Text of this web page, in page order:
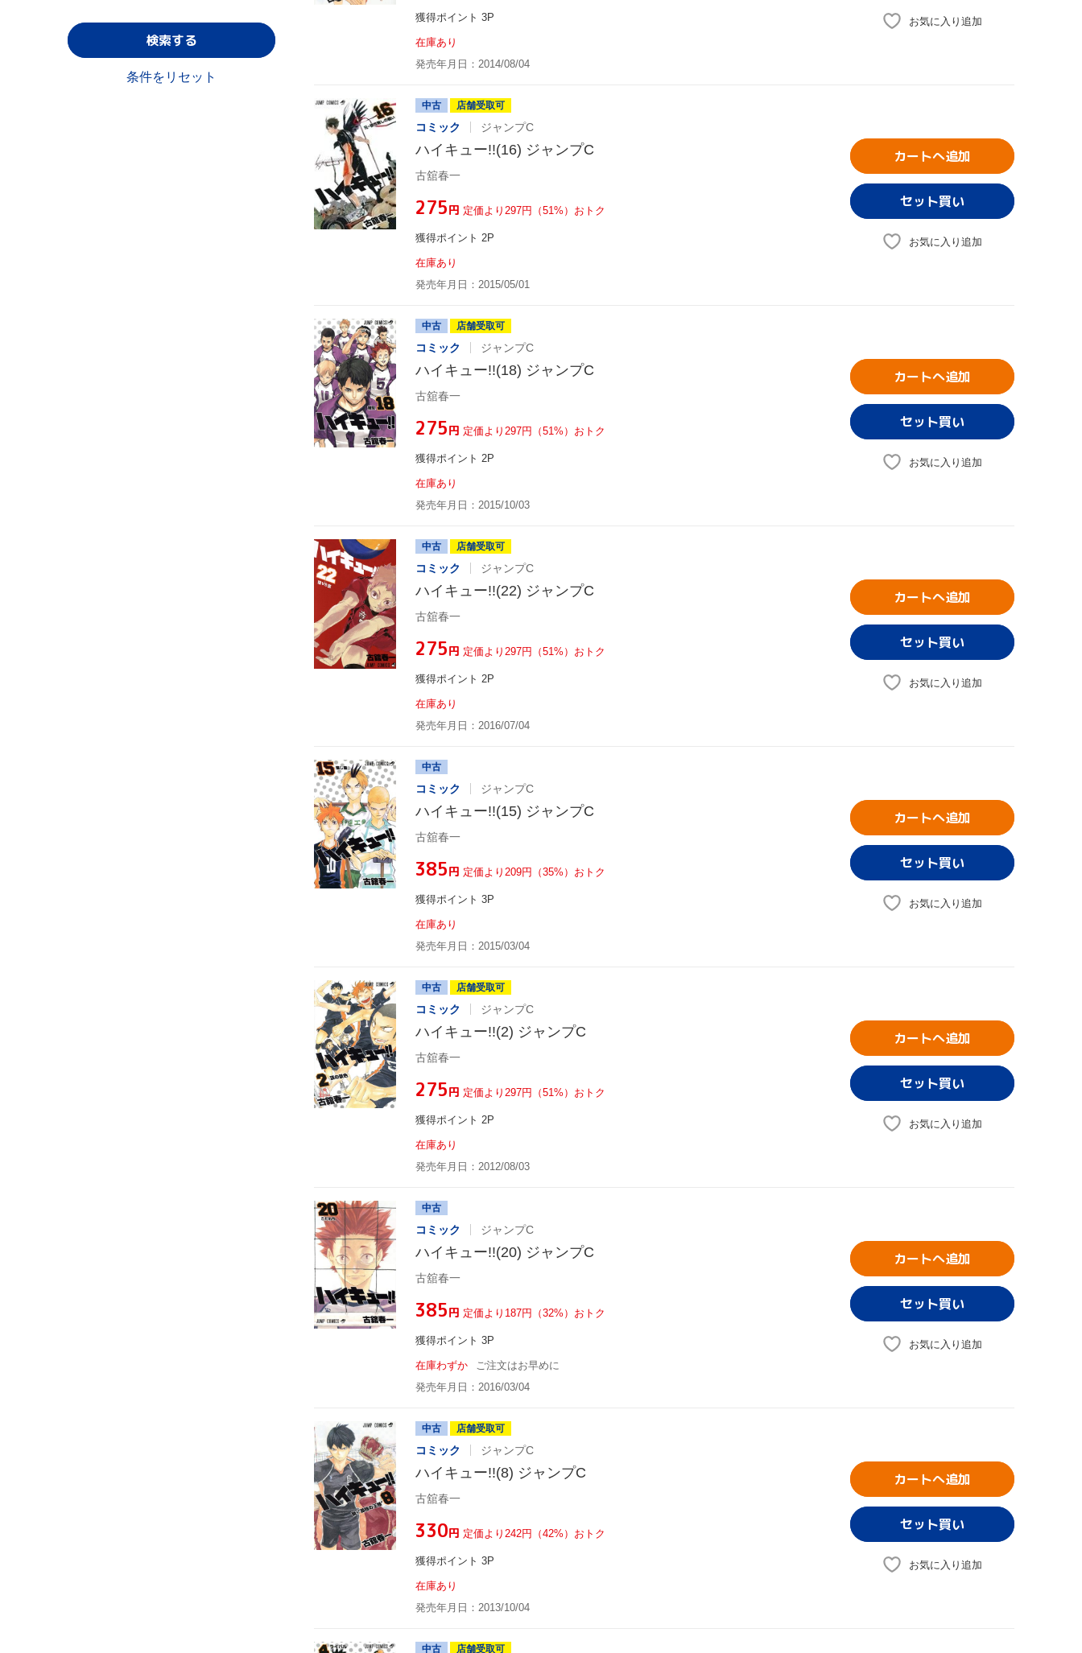
獲得ポイント 3P
在庫あり
発売年月日：2014/08/04
お気に入り追加
中古 店舗受取可
コミック ジャンプC
ハイキュー!!(16) ジャンプC
古舘春一
¥275円 定価より297円（51%）おトク
獲得ポイント 2P
在庫あり
発売年月日：2015/05/01
カートへ追加
お気に入り追加
中古 店舗受取可
コミック ジャンプC
ハイキュー!!(18) ジャンプC
古舘春一
¥275円 定価より297円（51%）おトク
獲得ポイント 2P
在庫あり
発売年月日：2015/10/03
カートへ追加
お気に入り追加
中古 店舗受取可
コミック ジャンプC
ハイキュー!!(22) ジャンプC
古舘春一
¥275円 定価より297円（51%）おトク
獲得ポイント 2P
在庫あり
発売年月日：2016/07/04
カートへ追加
お気に入り追加
中古
コミック ジャンプC
ハイキュー!!(15) ジャンプC
古舘春一
¥385円 定価より209円（35%）おトク
獲得ポイント 3P
在庫あり
発売年月日：2015/03/04
カートへ追加
お気に入り追加
中古 店舗受取可
コミック ジャンプC
ハイキュー!!(2) ジャンプC
古舘春一
¥275円 定価より297円（51%）おトク
獲得ポイント 2P
在庫あり
発売年月日：2012/08/03
カートへ追加
お気に入り追加
中古
コミック ジャンプC
ハイキュー!!(20) ジャンプC
古舘春一
¥385円 定価より187円（32%）おトク
獲得ポイント 3P
在庫わずか
ご注文はお早めに
発売年月日：2016/03/04
カートへ追加
お気に入り追加
中古 店舗受取可
コミック ジャンプC
ハイキュー!!(8) ジャンプC
古舘春一
¥330円 定価より242円（42%）おトク
獲得ポイント 3P
在庫あり
発売年月日：2013/10/04
カートへ追加
お気に入り追加
中古 店舗受取可
検索する
条件をリセット